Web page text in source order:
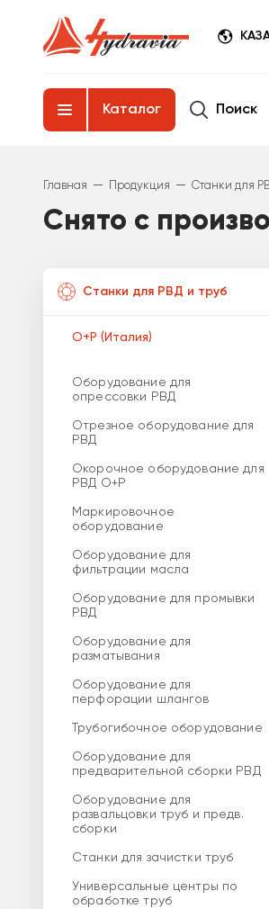
Каталог Поиск
Главная — Продукция — Станки для
Снято с
Станки для РВД и труб
O+P (Италия)
Оборудование для
опрессовки РВД
Отрезное оборудование для
РВД
Окорочное оборудование для
РВД O+P
Маркировочное
оборудование
Оборудование для
фильтрации масла
Оборудование для промывки
РВД
Оборудование для
разматывания
Оборудование для
перфорации шлангов
Трубогибочное оборудование
Оборудование для
предварительной сборки РВД
Оборудование для
развальцовки труб и предв.
сборки
Станки для зачистки труб
Универсальные центры по
обработке труб